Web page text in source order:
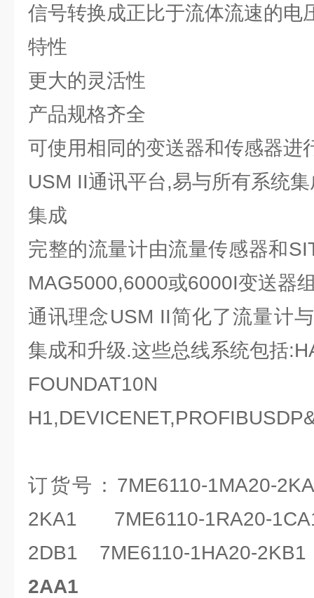
信号转换成正比于流体流速的电
特性
更大的灵活性
产品规格齐全
可使用相同的变送器和传感器进
USM II通讯平台,易与所有系统集
集成
完整的流量计由流量传感器和
MAG5000,6000或6000I变送器
通讯理念USM II简化了流量计
集成和升级.这些总线系统包括
FOUNDAT10N
订货号：7ME6110-1MA20-
2KA1
7ME6110-1RA20-
2DB1
7ME6110-1HA20-2KB1
2AA1